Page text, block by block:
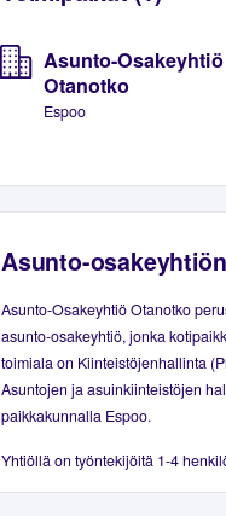
Asunto-Osakeyhtiö
Otanotko
Espoo
Asunto-
Asunto-Osakeyhtiö Otanotko
asunto-osakeyhtiö, jonka
toimiala on Kiinteistöjenhallinta
Asuntojen ja asuinkiinteistöjen
paikkakunnalla Espoo.
Yhtiöllä on työntekijöitä 1-4